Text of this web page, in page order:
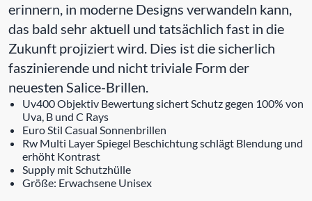
erinnern, in moderne Designs verwandeln kann,
das bald sehr aktuell und tatsächlich fast in die
Zukunft projiziert wird. Dies ist die sicherlich
faszinierende und nicht triviale Form der
neuesten Salice-Brillen.
Uv400 Objektiv Bewertung sichert Schutz gegen 100% von
Uva, B und C Rays
Euro Stil Casual Sonnenbrillen
Rw Multi Layer Spiegel Beschichtung schlägt Blendung und
erhöht Kontrast
Supply mit Schutzhülle
Größe: Erwachsene Unisex